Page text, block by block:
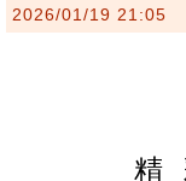
2026/01/19 21:05
精